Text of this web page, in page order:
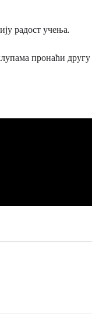
радост учења.
пронаћи другу